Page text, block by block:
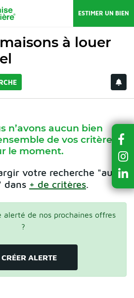
ESTIMER UN BIEN
à louer
n’avons aucun bien
de vos critères
le moment.
votre recherche "aux
dans + de critères.
alerté de nos prochaines offres
?
CRÉER ALERTE